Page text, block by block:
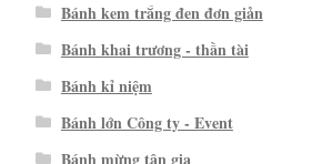
Bánh kem trắng đen đơn giản
Bánh khai trương - thần tài
Bánh kỉ niệm
Bánh lớn Công ty - Event
Bánh mừng tân gia